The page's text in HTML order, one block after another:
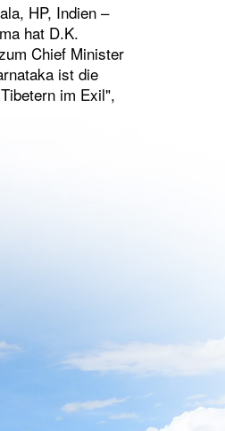
HP, Indien –
hat D.K.
Chief Minister
ist die
im Exil",